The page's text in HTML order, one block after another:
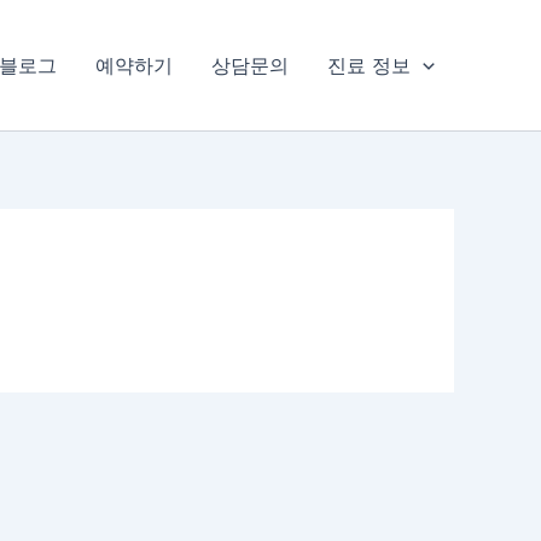
블로그 예약하기 상담문의 진료 정보